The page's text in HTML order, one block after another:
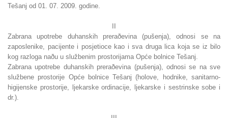
Tešanj od 01. 07. 2009. godine.
Zabrana upotrebe duhanskih preraðevina (pušenja), odnosi se na
zaposlenike, pacijente i posjetioce kao i sva druga lica koja se iz bilo
kog razloga naðu u službenim prostorijama Opće bolnice Tešanj.
Zabrana upotrebe duhanskih preraðevina (pušenja), odnosi se na sve
službene prostorije Opće bolnice Tešanj (holove, hodnike, sanitarno-
higijenske prostorije, ljekarske ordinacije, ljekarske i sestrinske sobe i
dr.).